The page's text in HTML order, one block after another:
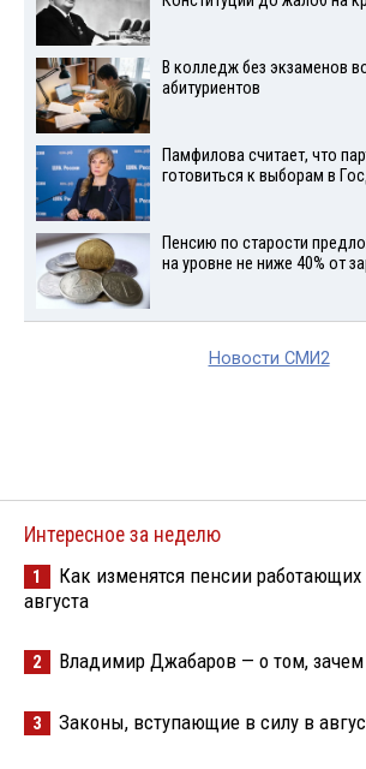
В колледж без экзаменов
абитуриентов
Памфилова считает, что
готовиться к выборам в
Пенсию по старости
на уровне не ниже 40% от
Новости СМИ2
Интересное за неделю
1
Как изменятся пенсии работающих
августа
2 Владимир Джабаров — о том,
3 Законы, вступающие в силу в